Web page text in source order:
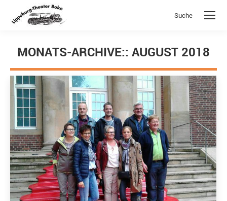
Search:
Suche
MONATS-ARCHIVE:: AUGUST 2018
Sie befinden sich hier: